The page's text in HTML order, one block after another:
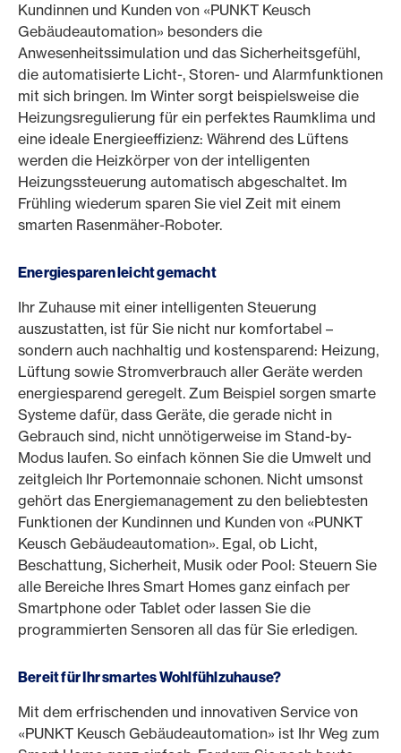
Kundinnen und Kunden von «PUNKT Keusch
Gebäudeautomation» besonders die
Anwesenheitssimulation und das Sicherheitsgefühl,
die automatisierte Licht-, Storen- und Alarmfunktionen
mit sich bringen. Im Winter sorgt beispielsweise die
Heizungsregulierung für ein perfektes Raumklima und
eine ideale Energieeffizienz: Während des Lüftens
werden die Heizkörper von der intelligenten
Heizungssteuerung automatisch abgeschaltet. Im
Frühling wiederum sparen Sie viel Zeit mit einem
smarten Rasenmäher-Roboter.
Energiesparen leicht gemacht
Ihr Zuhause mit einer intelligenten Steuerung
auszustatten, ist für Sie nicht nur komfortabel –
sondern auch nachhaltig und kostensparend: Heizung,
Lüftung sowie Stromverbrauch aller Geräte werden
energiesparend geregelt. Zum Beispiel sorgen smarte
Systeme dafür, dass Geräte, die gerade nicht in
Gebrauch sind, nicht unnötigerweise im Stand-by-
Modus laufen. So einfach können Sie die Umwelt und
zeitgleich Ihr Portemonnaie schonen. Nicht umsonst
gehört das Energiemanagement zu den beliebtesten
Funktionen der Kundinnen und Kunden von «PUNKT
Keusch Gebäudeautomation». Egal, ob Licht,
Beschattung, Sicherheit, Musik oder Pool: Steuern Sie
alle Bereiche Ihres Smart Homes ganz einfach per
Smartphone oder Tablet oder lassen Sie die
programmierten Sensoren all das für Sie erledigen.
Bereit für Ihr smartes Wohlfühlzuhause?
Mit dem erfrischenden und innovativen Service von
«PUNKT Keusch Gebäudeautomation» ist Ihr Weg zum